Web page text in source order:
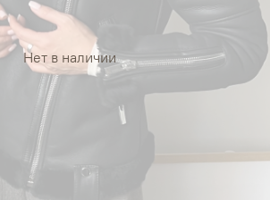
Нет в наличии